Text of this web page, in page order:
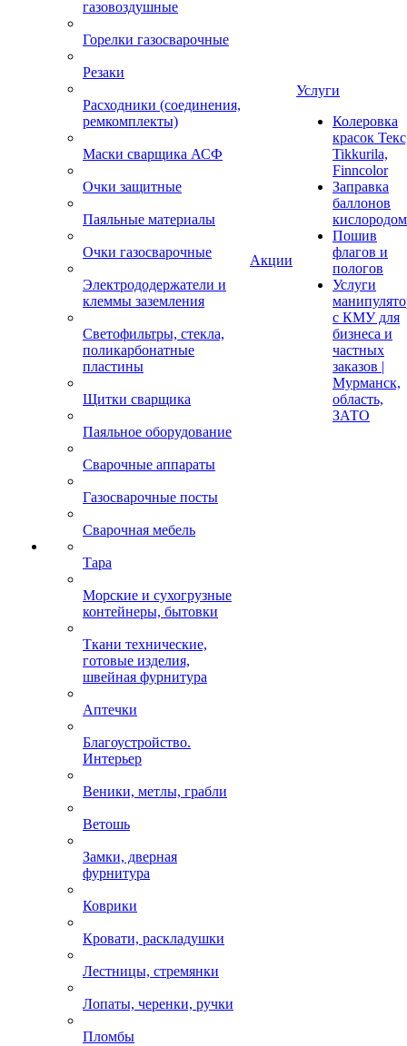
газовоздушные
Горелки газосварочные
Резаки
Расходники (соединения,
ремкомплекты)
Маски сварщика АСФ
Очки защитные
Паяльные материалы
Очки газосварочные
Электрододержатели и
клеммы заземления
Светофильтры, стекла,
поликарбонатные
пластины
Щитки сварщика
Паяльное оборудование
Сварочные аппараты
Газосварочные посты
Сварочная мебель
Тара
Морские и сухогрузные
контейнеры, бытовки
Ткани технические,
готовые изделия,
швейная фурнитура
Аптечки
Благоустройство.
Интерьер
Веники, метлы, грабли
Ветошь
Замки, дверная
фурнитура
Коврики
Кровати, раскладушки
Лестницы, стремянки
Лопаты, черенки, ручки
Пломбы
Акции
Услуги
Колеровка
красок
Tikkurila,
Finncolor
Заправка
баллонов
кислородом
Пошив
флагов и
пологов
Услуги
с КМУ для
бизнеса и
частных
заказов |
Мурманск,
область,
ЗАТО